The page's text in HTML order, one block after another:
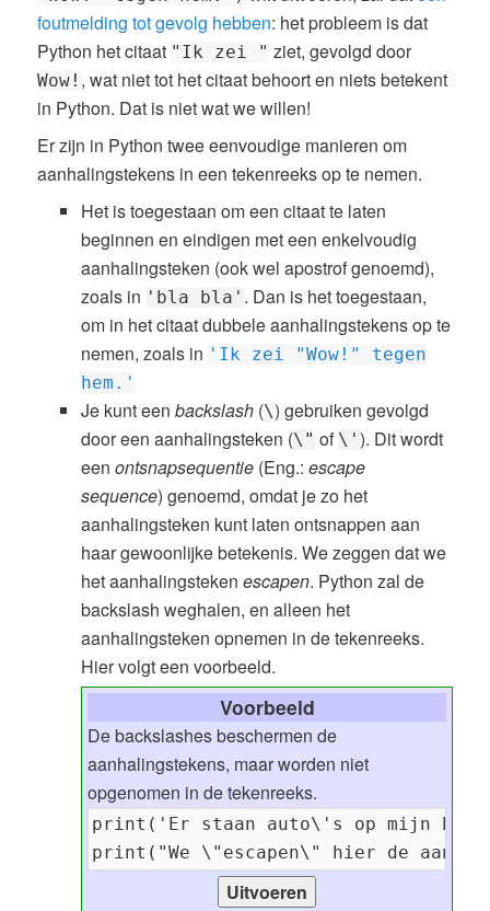
foutmelding tot gevolg hebben: het probleem is dat
Python het citaat "Ik zei " ziet, gevolgd door
Wow! , wat niet tot het citaat behoort en niets betekent
in Python. Dat is niet wat we willen!
Er zijn in Python twee eenvoudige manieren om
aanhalingstekens in een tekenreeks op te nemen.
Het is toegestaan om een citaat te laten
beginnen en eindigen met een enkelvoudig
aanhalingsteken (ook wel apostrof genoemd),
zoals in 'bla bla' . Dan is het toegestaan,
om in het citaat dubbele aanhalingstekens op te
nemen, zoals in 'Ik zei "Wow!" tegen
hem .'
Je kunt eenbackslash (\) gebruiken gevolgd
door een aanhalingsteken (\" of \'). Dit wordt
eenontsnapsequentie (Eng.:escape
sequence) genoemd, omdat je zo het
aanhalingsteken kunt laten ontsnappen aan
haar gewoonlijke betekenis. We zeggen dat we
het aanhalingstekenescapen. Python zal de
backslash weghalen, en alleen het
aanhalingsteken opnemen in de tekenreeks.
Hier volgt een voorbeeld.
Voorbeeld
De backslashes beschermen de
aanhalingstekens, maar worden niet
opgenomen in de tekenreeks.